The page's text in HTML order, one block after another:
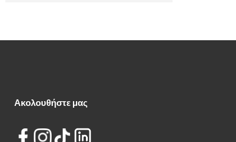
Ακολουθήστε μας